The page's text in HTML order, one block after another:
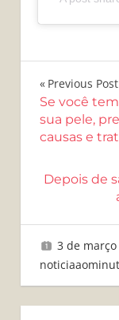
de
Post
Previous Post
Se você
sua pele,
causas e
Depois de
3 de março